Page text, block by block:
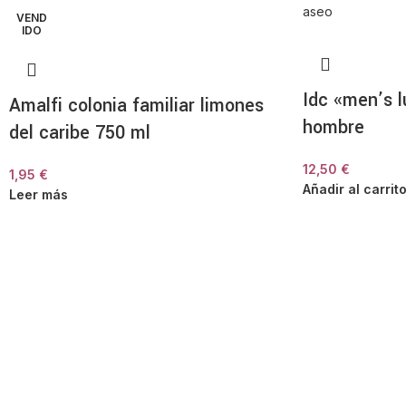
VEND
IDO
Amalfi colonia familiar limones
del caribe 750 ml
1,95 €
Leer más
Idc «men’s
hombre
12,50 €
Añadir al carrito